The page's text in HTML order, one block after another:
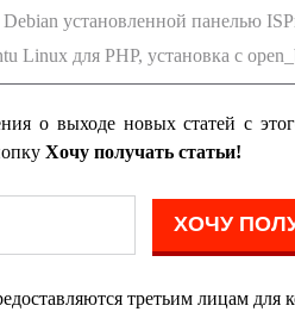
установленной панелью
Linux для PHP, установка с
о выходе новых статей с
Хочу получать статьи!
третьим лицам для